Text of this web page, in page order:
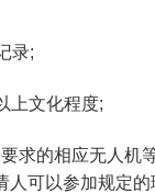
录;
上文化程度;
求的相应无人机
人可以参加规定的